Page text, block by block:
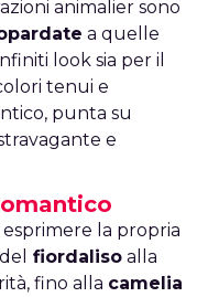
animalier sono
a quelle
look sia per il
tenui e
punta su
e
la propria
fiordaliso alla
fino alla camelia